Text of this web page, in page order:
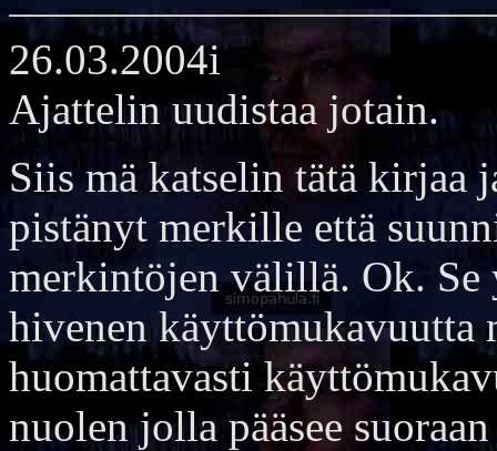
26.03.2004i
Ajattelin uudistaa jotain.
Siis mä katselin tätä kirjaa
pistänyt merkille että
merkintöjen välillä. Ok. Se
hivenen käyttömukavuutta
huomattavasti
nuolen jolla pääsee